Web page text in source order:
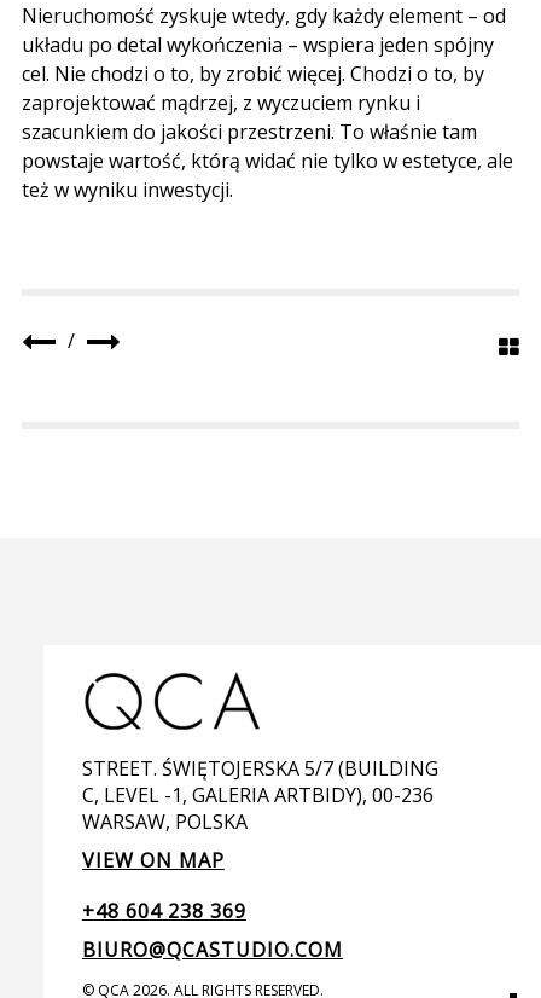
Nieruchomość zyskuje wtedy, gdy każdy element– od
układu po detal wykończenia – wspiera jeden spójny
cel. Nie chodzi o to, by zrobić więcej. Chodzi o to, by
zaprojektować mądrzej, z wyczuciem rynku i
szacunkiem do jakości przestrzeni. To właśnie tam
powstaje wartość, którą widać nie tylko w estetyce, ale
też w wyniku inwestycji.
/
STREET. ŚWIĘTOJERSKA 5/7 (BUILDING
C, LEVEL -1, GALERIA ARTBIDY), 00-236
WARSAW, POLSKA
VIEW ON MAP
+48 604 238 369
BIURO@QCASTUDIO.COM
© QCA 2026. ALL RIGHTS RESERVED.